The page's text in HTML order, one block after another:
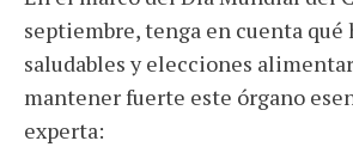
septiembre, tenga en cuenta qué
saludables y elecciones
mantener fuerte este órgano
experta: